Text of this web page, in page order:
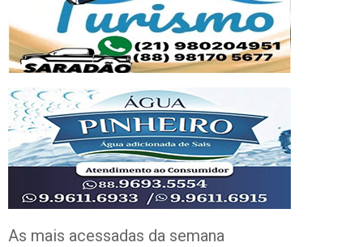
As mais acessadas da semana